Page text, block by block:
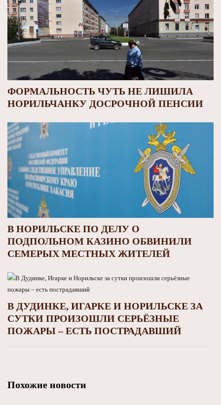
ФОРМАЛЬНОСТЬ ЧУТЬ НЕ ЛИШИЛА
НОРИЛЬЧАНКУ ДОСРОЧНОЙ ПЕНСИИ
В НОРИЛЬСКЕ ПО ДЕЛУ О
ПОДПОЛЬНОМ КАЗИНО ОБВИНИЛИ
СЕМЕРЫХ МЕСТНЫХ ЖИТЕЛЕЙ
В ДУДИНКЕ, ИГАРКЕ И НОРИЛЬСКЕ ЗА
СУТКИ ПРОИЗОШЛИ СЕРЬЁЗНЫЕ
ПОЖАРЫ – ЕСТЬ ПОСТРАДАВШИЙ
Похожие новости